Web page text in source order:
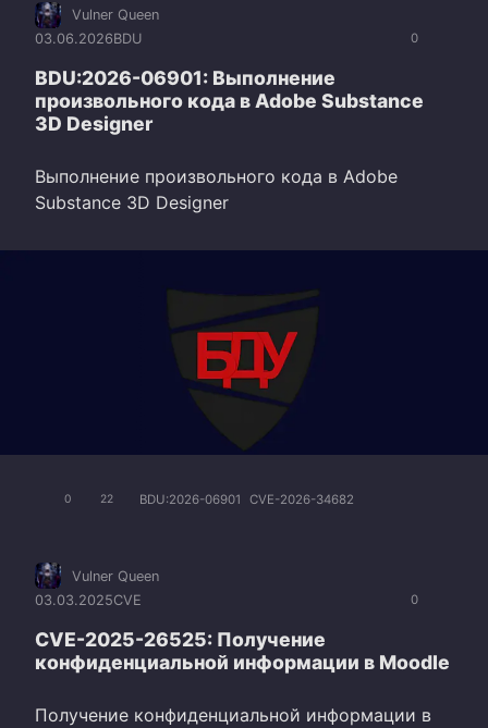
0
Vulner Queen
03.06.2026BDU
BDU:2026-06901: Выполнение
произвольного кода в Adobe Substance
3D Designer
Выполнение произвольного кода в Adobe
Substance 3D Designer
0 22 BDU:2026-06901 CVE-2026-34682
0
Vulner Queen
03.03.2025CVE
CVE-2025-26525: Получение
конфиденциальной информации в Moodle
Получение конфиденциальной информации в